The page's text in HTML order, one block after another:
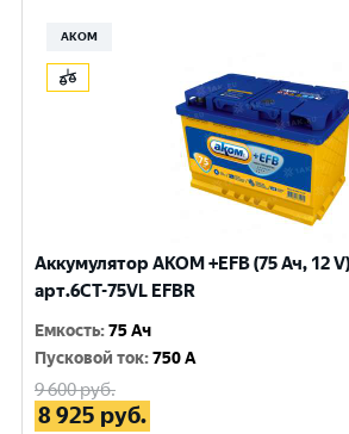
АКОМ
Аккумулятор AKOM +EFB (75 Ач, 12
арт.6СТ-75VL EFBR
Емкость:75 Ач
Пусковой ток:750 A
9 600руб.
8 925 руб.